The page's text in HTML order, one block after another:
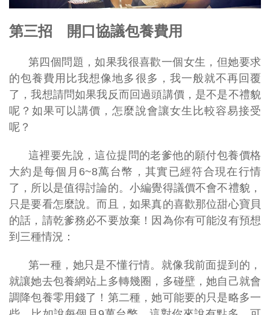
第三招 開口協議包養費用
第四個問題，如果我很喜歡一個女生，但她要求
的包養費用比我想像地多很多，我一般就不再回覆
了，我想請問如果我反而回過頭講價，是不是不禮貌
呢？如果可以講價，怎麼說會讓女生比較容易接受
呢？
這裡要先說，這位提問的老爹他的願付包養價格
大約是每個月6~8萬台幣，其實已經符合現在行情
了，所以是值得討論的。小編覺得議價不會不禮貌，
只是要看怎麼說。而且，如果真的喜歡那位甜心寶貝
的話，請乾爹務必不要放棄！因為你有可能沒有預想
到三種情況：
第一種，她只是不懂行情。就像我前面提到的，
就讓她去包養網站上多轉幾圈，多碰壁，她自己就會
調降包養零用錢了！第二種，她可能要的只是略多一